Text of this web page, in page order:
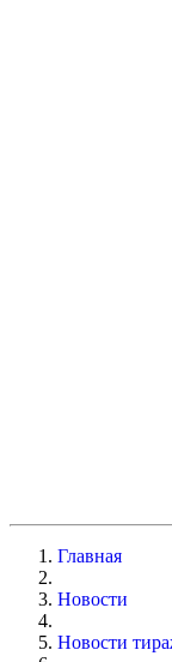
Главная
Новости
Новости